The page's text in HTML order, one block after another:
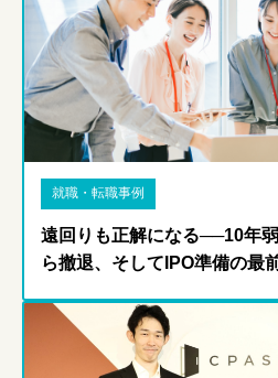
就職・転職事例
遠回りも正解になる──10年
ら撤退、そしてIPO準備の最